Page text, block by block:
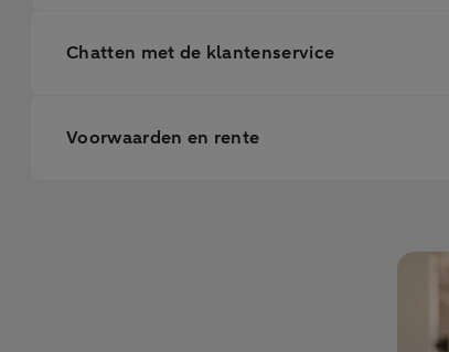
Chatten met de klantenservice
Voorwaarden en rente